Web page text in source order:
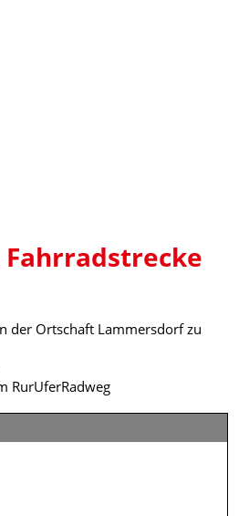
der Ortschaft Lammersdorf zu
RurUferRadweg